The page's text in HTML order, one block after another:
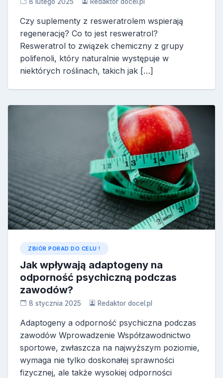
Czy suplementy z resweratrolem wspierają
regenerację? Co to jest resweratrol?
Resweratrol to związek chemiczny z grupy
polifenoli, który naturalnie występuje w
niektórych roślinach, takich jak […]
ZBIÓR PORAD DO CELU !
Jak wpływają adaptogeny na
odporność psychiczną podczas
zawodów?
8 stycznia 2025 Redaktor docel.pl
Adaptogeny a odporność psychiczna podczas
zawodów Wprowadzenie Współzawodnictwo
sportowe, zwłaszcza na najwyższym poziomie,
wymaga nie tylko doskonałej sprawności
fizycznej, ale także wysokiej odporności